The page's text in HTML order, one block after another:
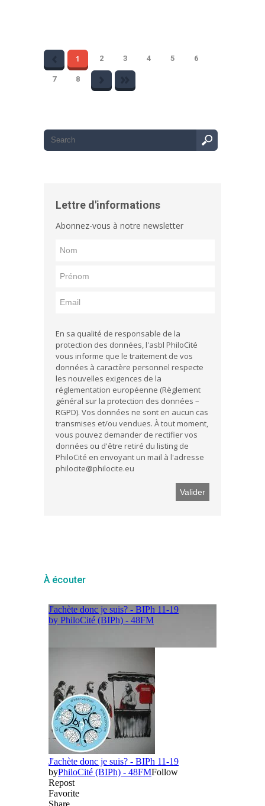
1 2 3 4 5 6
7 8
Lettre d'informations
Abonnez-vous à notre newsletter
En sa qualité de responsable de la
protection des données, l'asbl PhiloCité
vous informe que le traitement de vos
données à caractère personnel respecte
les nouvelles exigences de la
réglementation européenne (Règlement
général sur la protection des données –
RGPD). Vos données ne sont en aucun cas
transmises et/ou vendues. À tout moment,
vous pouvez demander de rectifier vos
données ou d'être retiré du listing de
PhiloCité en envoyant un mail à l'adresse
philocite@philocite.eu
À écouter